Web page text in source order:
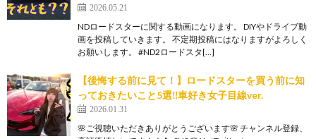
2026.05.21
NDロードスターに関する動画になります。 DIYやドライブ動
画を投稿していきます。 不定期投稿にはなりますがよろしく
お願いします。 #ND2ロードスタ[…]
【後悔する前に見て！】ロードスターを買う前に知
っておきたいこと5選‼️車好き女子目線ver.
2026.01.31
🌸ご視聴いただきありがとうございます🌸 チャンネル登録、